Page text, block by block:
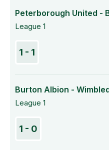
Peterborough United -
League 1
1 - 1
Burton Albion -
League 1
1 - 0